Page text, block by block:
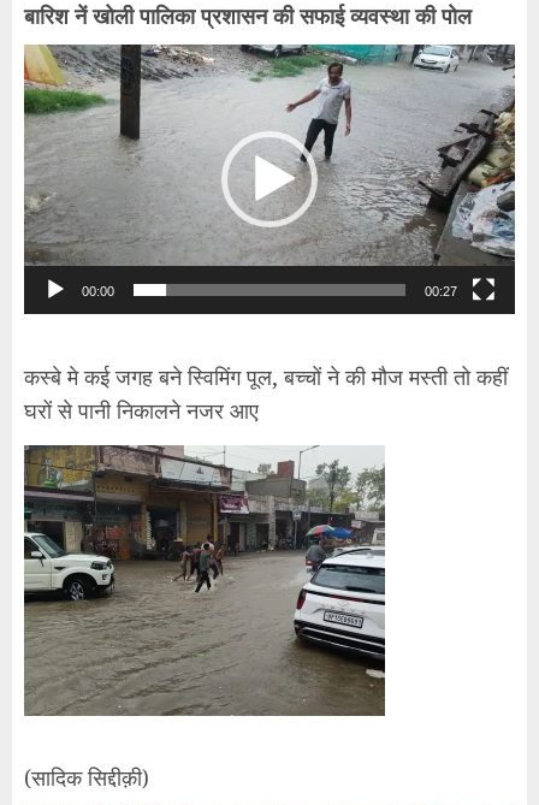
बारिश नें खोली पालिका प्रशासन की सफाई व्यवस्था की पोल
Video
Player
00:00 00:27
कस्बे मे कई जगह बने स्विमिंग पूल, बच्चों ने की मौज मस्ती तो कहीं
घरों से पानी निकालने नजर आए
(सादिक सिद्दीक़ी)